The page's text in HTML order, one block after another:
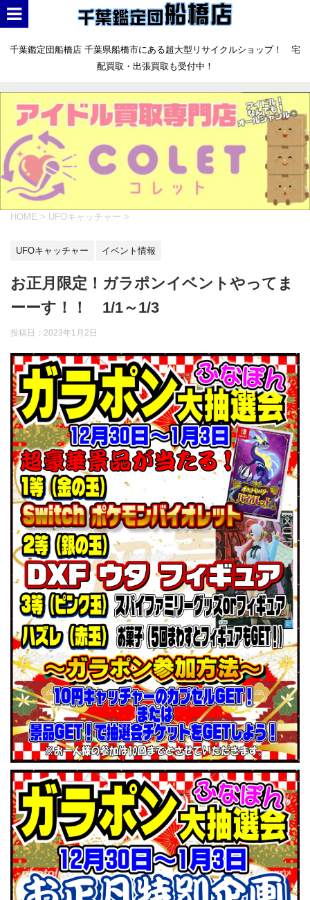
千葉鑑定団船橋店 千葉県船橋市にある超大型リサイクルショップ！ 宅
配買取・出張買取も受付中！
HOME > UFOキャッチャー >
UFOキャッチャー イベント情報
お正月限定！ガラポンイベントやってま
ーーす！！ 1/1～1/3
投稿日： 2023年1月2日